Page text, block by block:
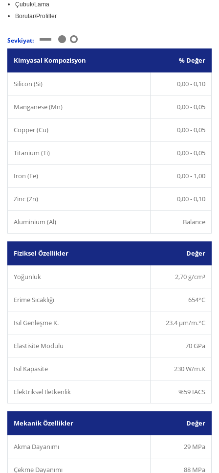
Çubuk/Lama
Borular/Profiller
Sevkiyat:
Kimyasal Kompozisyon % Değer
Silicon (Si) 0,00 - 0,10
Manganese (Mn) 0,00 - 0,05
Copper (Cu) 0,00 - 0,05
Titanium (Ti) 0,00 - 0,05
Iron (Fe) 0,00 - 1,00
Zinc (Zn) 0,00 - 0,10
Aluminium (Al) Balance
Fiziksel Özellikler Değer
Yoğunluk 2,70 g/cm³
Erime Sıcaklığı 654°C
Isıl Genleşme K. 23.4 µm/m.°C
Elastisite Modülü 70 GPa
Isıl Kapasite 230 W/m.K
Elektriksel İletkenlik %59 IACS
Mekanik Özellikler Değer
Akma Dayanımı 29 MPa
Çekme Dayanımı 88 MPa